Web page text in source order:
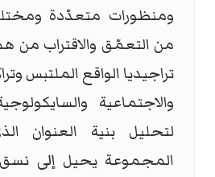
ومنظورات متعدّدة
من التعمّق والاقتراب من
تراجيديا الواقع الملتبس
والاجتماعية
لتحليل بنية العنوان
المجموعة يحيل إلى